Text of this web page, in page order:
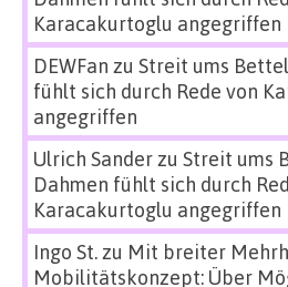
Karacakurtoglu angegriffen
DEWFan zu Streit ums
fühlt sich durch Rede von
angegriffen
Ulrich Sanderzu Streit ums
Dahmen fühlt sich durch
Karacakurtoglu angegriffen
Ingo St.zu Mit breiter
Mobilitätskonzept: Über